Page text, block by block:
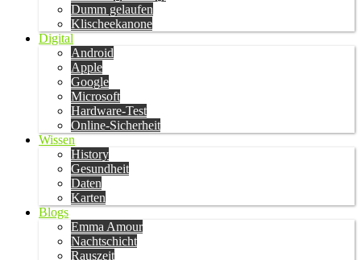
Dumm gelaufen
Klischeekanone
Digital
Android
Apple
Google
Microsoft
Hardware-Test
Online-Sicherheit
Wissen
History
Gesundheit
Daten
Karten
Blogs
Emma Amour
Nachtschicht
Rauszeit